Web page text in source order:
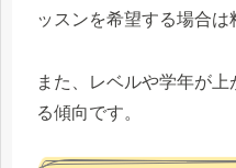
ッスンを希望する場合は
また、レベルや学年が
る傾向です。